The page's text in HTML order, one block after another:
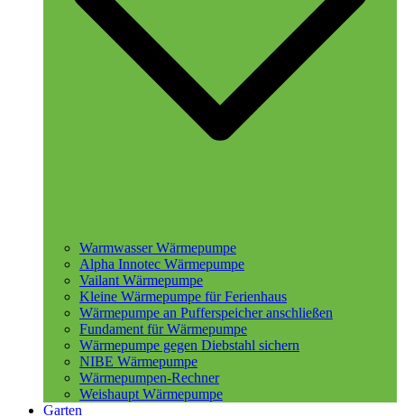
Warmwasser Wärmepumpe
Alpha Innotec Wärmepumpe
Vailant Wärmepumpe
Kleine Wärmepumpe für Ferienhaus
Wärmepumpe an Pufferspeicher anschließen
Fundament für Wärmepumpe
Wärmepumpe gegen Diebstahl sichern
NIBE Wärmepumpe
Wärmepumpen-Rechner
Weishaupt Wärmepumpe
Garten